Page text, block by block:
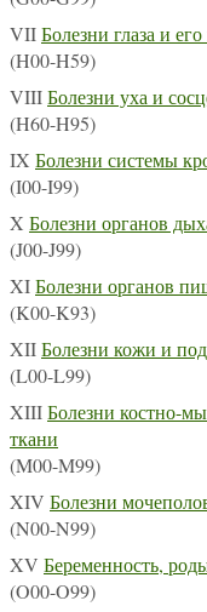
VIIБолезни глаза и
(H00-H59)
VIIIБолезни уха и
(H60-H95)
IX Болезни системы
(I00-I99)
X Болезни органов
(J00-J99)
XIБолезни органов
(K00-K93)
XIIБолезни кожи и
(L00-L99)
XIIIБолезни костно-
ткани
(M00-M99)
XIV Болезни
(N00-N99)
XV Беременность,
(O00-O99)